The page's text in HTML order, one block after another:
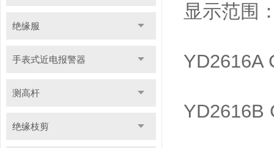
绝缘服
手表式近电报警器
测高杆
绝缘枝剪
显示范围
YD2616A
YD2616B